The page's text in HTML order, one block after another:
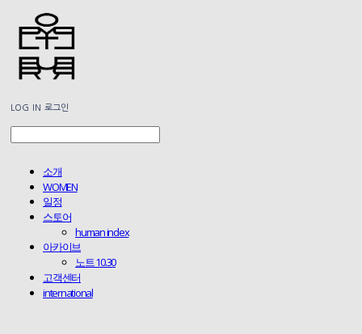
LOG IN 로그인
소개
WOMEN
일정
스토어
human index
아카이브
노트 10.30
고객센터
international